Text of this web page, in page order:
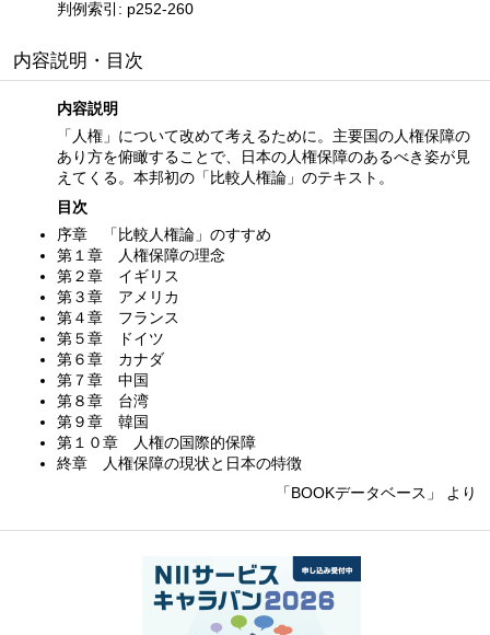
判例索引: p252-260
内容説明・目次
内容説明
「人権」について改めて考えるために。主要国の人権保障の
あり方を俯瞰することで、日本の人権保障のあるべき姿が見
えてくる。本邦初の「比較人権論」のテキスト。
目次
序章 「比較人権論」のすすめ
第１章 人権保障の理念
第２章 イギリス
第３章 アメリカ
第４章 フランス
第５章 ドイツ
第６章 カナダ
第７章 中国
第８章 台湾
第９章 韓国
第１０章 人権の国際的保障
終章 人権保障の現状と日本の特徴
「BOOKデータベース」 より